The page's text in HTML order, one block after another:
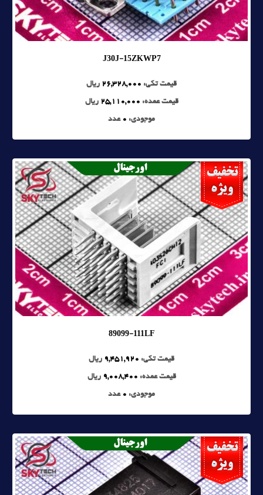
J30J-15ZKWP7
قیمت تکی: 26,328,000 ریال
قیمت عمده: 25,110,000 ریال
موجودی: 0 عدد
89099-111LF
قیمت تکی: 9,451,920 ریال
قیمت عمده: 9,008,400 ریال
موجودی: 0 عدد